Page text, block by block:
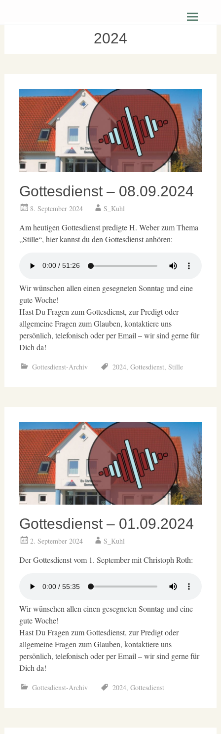
Christus Zuerst Gemeinde Hüttenberg
2024
Gottesdienst – 08.09.2024
8. September 2024 S_Kuhl
Am heutigen Gottesdienst predigte H. Weber zum Thema
„Stille“, hier kannst du den Gottesdienst anhören:
Wir wünschen allen einen gesegneten Sonntag und eine
gute Woche!
Hast Du Fragen zum Gottesdienst, zur Predigt oder
allgemeine Fragen zum Glauben, kontaktiere uns
persönlich, telefonisch oder per Email – wir sind gerne für
Dich da!
Gottesdienst-Archiv 2024, Gottesdienst, Stille
Gottesdienst – 01.09.2024
2. September 2024 S_Kuhl
Der Gottesdienst vom 1. September mit Christoph Roth:
Wir wünschen allen einen gesegneten Sonntag und eine
gute Woche!
Hast Du Fragen zum Gottesdienst, zur Predigt oder
allgemeine Fragen zum Glauben, kontaktiere uns
persönlich, telefonisch oder per Email – wir sind gerne für
Dich da!
Gottesdienst-Archiv 2024, Gottesdienst